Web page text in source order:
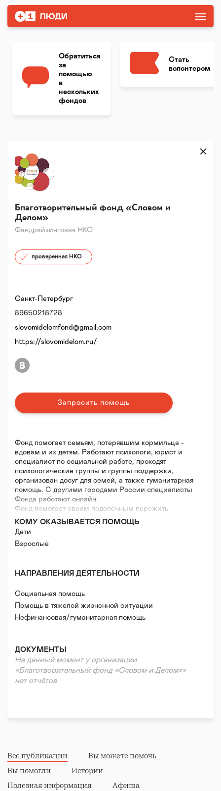
Обратиться
за
помощью
в
нескольких
фондов
Стать
волонтером
Фандрайзинговая НКО
Благотворительный фонд «Словом и
Делом»
проверенная НКО
Фонд помогает семьям, потерявшим кормильца -
вдовам и их детям. Работают психологи, юрист и
специалист по социальной работе, проходят
психологические группы и группы поддержки,
организован досуг для семей, а также гуманитарная
помощь. С другими городами России специалисты
Фонда работают онлайн.
Фонд помогает своим подопечным пережить
тяжелый, кризисный период.
КОМУ ОКАЗЫВАЕТСЯ ПОМОЩЬ
Дети
Взрослые
НАПРАВЛЕНИЯ ДЕЯТЕЛЬНОСТИ
Социальная помощь
Помощь в тяжелой жизненной ситуации
Нефинансовая/гуманитарная помощь
ДОКУМЕНТЫ
На данный момент у организации
«Благотворительный фонд «Словом и Делом»»
нет отчётов
Санкт-Петербург
89650218728
slovomidelomfond@gmail.com
https://slovomidelom.ru/
Запросить помощь
Все публикации
Вы можете помочь
Вы помогли
Истории
Полезная информация
Афиша